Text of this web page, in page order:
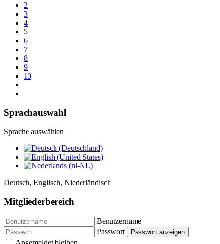
2
3
4
5
6
7
8
9
10
Sprachauswahl
Sprache auswählen
Deutsch, Englisch, Niederländisch
Mitgliederbereich
Benutzername
Passwort
Passwort anzeigen
Angemeldet bleiben